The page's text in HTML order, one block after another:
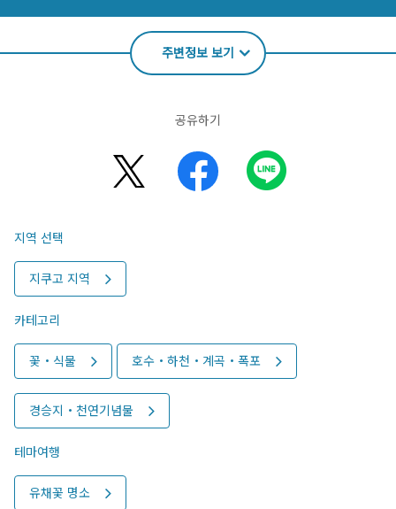
주변정보 보기
공유하기
지역 선택
지쿠고 지역
카테고리
꽃・식물 호수・하천・계곡・폭포
경승지・천연기념물
테마여행
유채꽃 명소